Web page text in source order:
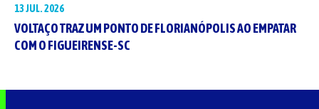
13 JUL. 2026
VOLTAÇO TRAZ UM PONTO DE FLORIANÓPOLIS AO EMPATAR
COM O FIGUEIRENSE-SC